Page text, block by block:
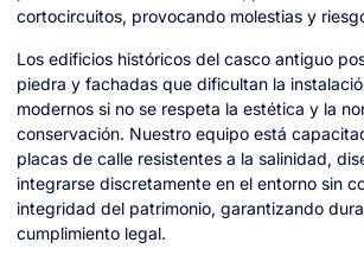
cortocircuitos, provocando molestias y
Los edificios históricos del casco antiguo
piedra y fachadas que dificultan la
modernos si no se respeta la estética y la
conservación. Nuestro equipo está
placas de calle resistentes a la salinidad,
integrarse discretamente en el entorno sin
integridad del patrimonio, garantizando
cumplimiento legal.